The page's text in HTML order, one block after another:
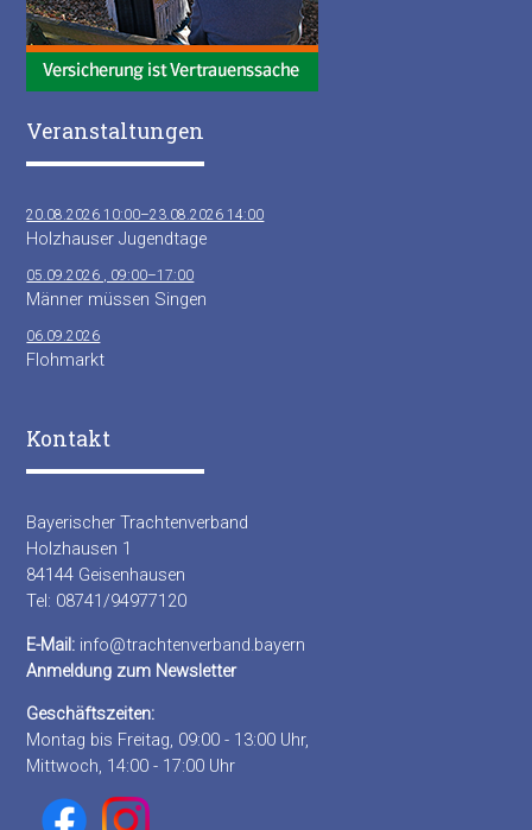
Veranstaltungen
20.08.2026 10:00–23.08.2026 14:00
Holzhauser Jugendtage
05.09.2026 , 09:00–17:00
Männer müssen Singen
06.09.2026
Flohmarkt
Kontakt
Bayerischer Trachtenverband
Holzhausen 1
84144 Geisenhausen
Tel: 08741/94977120
E-Mail: info@trachtenverband.bayern
Anmeldung zum Newsletter
Geschäftszeiten:
Montag bis Freitag, 09:00 - 13:00 Uhr,
Mittwoch, 14:00 - 17:00 Uhr